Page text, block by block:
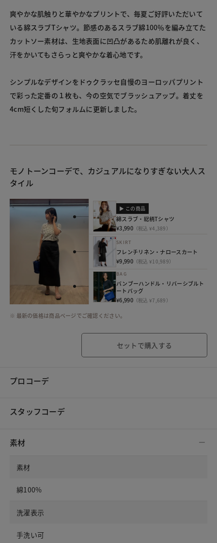
爽やかな肌触りと華やかなプリントで、毎夏ご好評いただいて
いる綿スラブTシャツ。節感のあるスラブ綿100％を編み立てた
カットソー素材は、生地表面に凹凸があるため肌離れが良く、
汗をかいてもさらっと爽やかな着心地です。
シンプルなデザインをドゥクラッセ自慢のヨーロッパプリント
で彩った定番の１枚も、今の空気でブラッシュアップ。着丈を
4cm短くした旬フォルムに更新しました。
モノトーンコーデで、カジュアルになりすぎない大人ス
タイル
▶ この商品
綿スラブ・総柄Tシャツ
¥3,990（税込 ¥4,389）
SKIRT
フレンチリネン・ナロースカート
¥9,990（税込 ¥10,989）
BAG
バンブーハンドル・リバーシブルト
ートバッグ
¥6,990（税込 ¥7,689）
※ 最新の価格は商品ページでご確認ください。
セットで購入する
プロコーデ
スタッフコーデ
素材
素材
綿100%
洗濯表示
手洗い可